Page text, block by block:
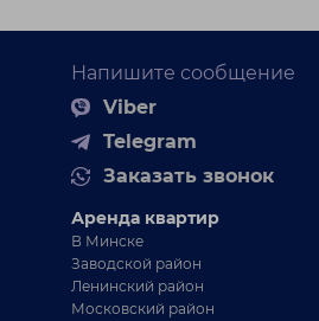
Напишите сообщение
Viber
Telegram
Заказать звонок
Аренда квартир
В Минске
Заводской район
Ленинский район
Московский район